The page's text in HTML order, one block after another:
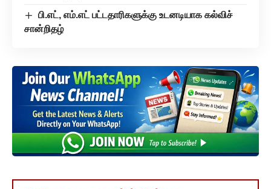
பி.எட், எம்.எட் பட்டதாரிகளுக்கு உடனடியாக கல்விச்
சான்றிதழ்